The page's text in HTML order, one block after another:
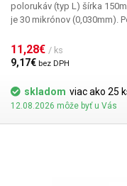
polorukáv (typ L) šírka
je 30 mikrónov (0,030mm).
už pri nízkych teplotách (od
zápachu, vysoko odolné a
dokonale kopírujú tvar
náročných výrobkov. K
teplotou vyššou ako 90 ° C
zmršťovacej komory, kde
fólia kopíruje tvar baleného
11,28€ / ks
9,17€ bez DPH
skladom viac ako 25
12.08.2026 môže byť u Vás